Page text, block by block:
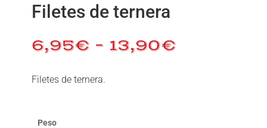
Filetes de ternera
6,95€ – 13,90€
Filetes de ternera.
Peso